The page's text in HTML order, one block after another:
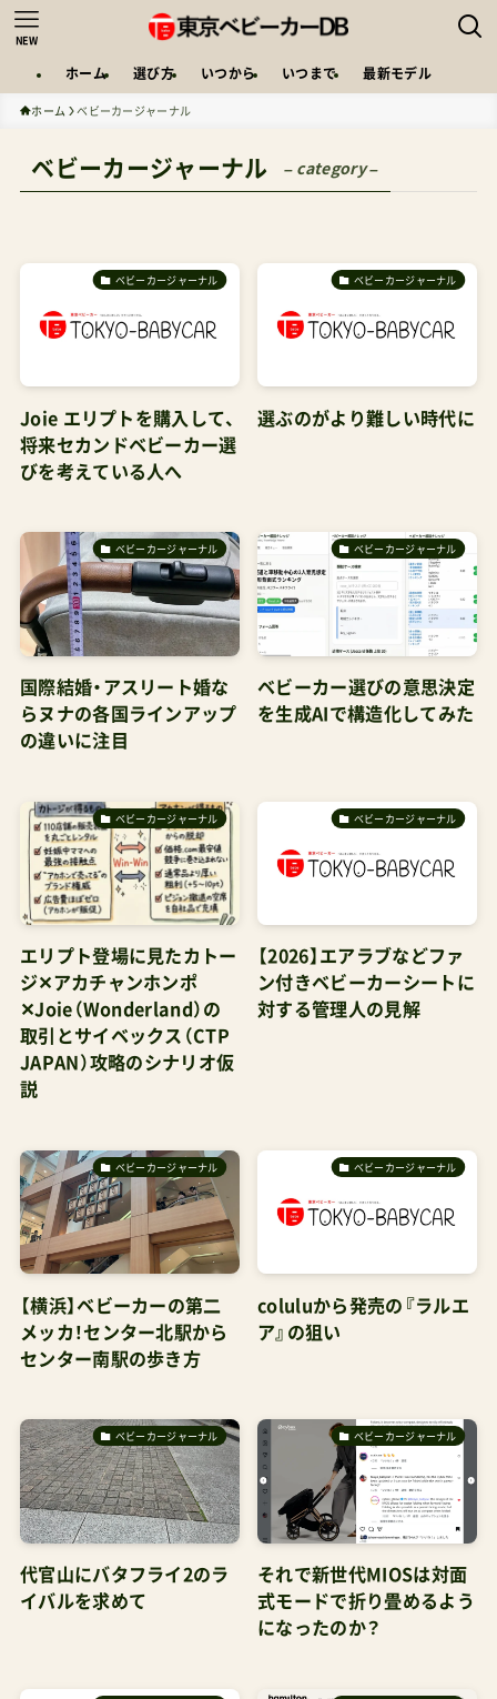
NEW
ホーム 選び方 いつから いつまで 最新モデル
ホーム ベビーカージャーナル
ベビーカージャーナル – category –
ベビーカージャーナル
Joie エリプトを購入して、
将来セカンドベビーカー選
びを考えている人へ
ベビーカージャーナル
選ぶのがより難しい時代に
ベビーカージャーナル
国際結婚・アスリート婚な
らヌナの各国ラインアップ
の違いに注目
ベビーカージャーナル
ベビーカー選びの意思決定
を生成AIで構造化してみた
ベビーカージャーナル
エリプト登場に見たカトー
ジ✕アカチャンホンポ
✕Joie（Wonderland）の
取引とサイベックス（CTP
JAPAN）攻略のシナリオ仮
説
ベビーカージャーナル
【2026】エアラブなどファ
ン付きベビーカーシートに
対する管理人の見解
ベビーカージャーナル
【横浜】ベビーカーの第二
メッカ！センター北駅から
センター南駅の歩き方
ベビーカージャーナル
coluluから発売の『ラルエ
ア』の狙い
ベビーカージャーナル
代官山にバタフライ2のラ
イバルを求めて
ベビーカージャーナル
それで新世代MIOSは対面
式モードで折り畳めるよう
になったのか？